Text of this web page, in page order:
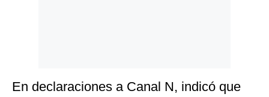
En declaraciones a Canal N, indicó que